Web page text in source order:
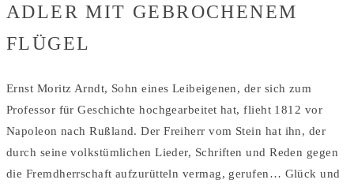
ADLER MIT GEBROCHENEM
FLÜGEL
Ernst Moritz Arndt, Sohn eines Leibeigenen, der sich zum
Professor für Geschichte hochgearbeitet hat, flieht 1812 vor
Napoleon nach Rußland. Der Freiherr vom Stein hat ihn, der
durch seine volkstümlichen Lieder, Schriften und Reden gegen
die Fremdherrschaft aufzurütteln vermag, gerufen… Glück und